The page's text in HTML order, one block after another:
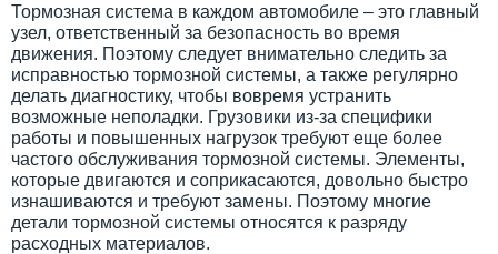
Тормозная система в каждом автомобиле – это главный
узел, ответственный за безопасность во время
движения. Поэтому следует внимательно следить за
исправностью тормозной системы, а также регулярно
делать диагностику, чтобы вовремя устранить
возможные неполадки. Грузовики из-за специфики
работы и повышенных нагрузок требуют еще более
частого обслуживания тормозной системы. Элементы,
которые двигаются и соприкасаются, довольно быстро
изнашиваются и требуют замены. Поэтому многие
детали тормозной системы относятся к разряду
расходных материалов.